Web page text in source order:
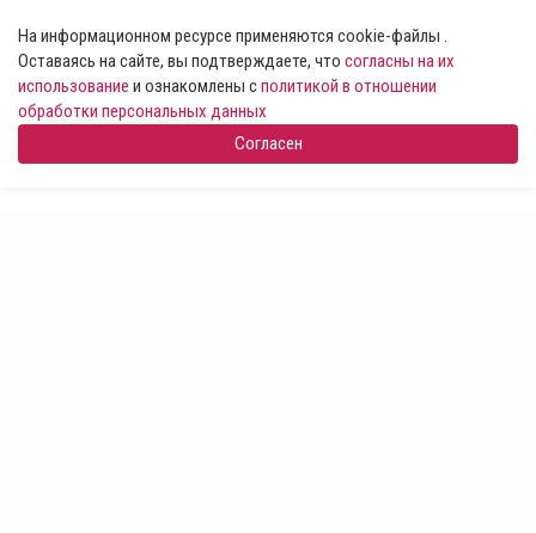
На информационном ресурсе применяются cookie-файлы .
Оставаясь на сайте, вы подтверждаете, что согласны на их
использование и ознакомлены сполитикой в отношении
обработки персональных данных
Согласен